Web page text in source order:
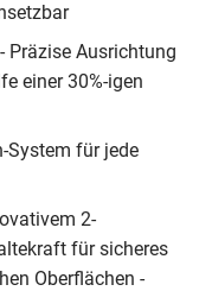
Präzise Ausrichtung
einer 30%-igen
System für jede
2-
für sicheres
Oberflächen -